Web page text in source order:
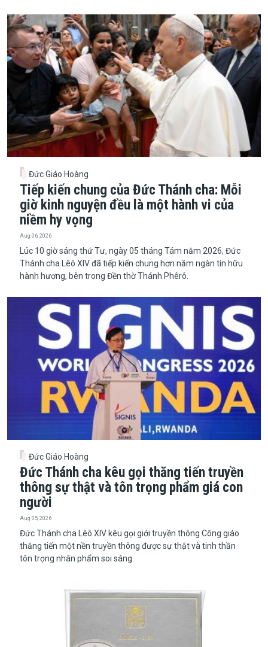
Đức Giáo Hoàng
Tiếp kiến chung của Đức Thánh cha: Mỗi
giờ kinh nguyện đều là một hành vi của
niềm hy vọng
Aug 06, 2026
Lúc 10 giờ sáng thứ Tư, ngày 05 tháng Tám năm 2026, Đức
Thánh cha Lêô XIV đã tiếp kiến chung hơn năm ngàn tín hữu
hành hương, bên trong Đền thờ Thánh Phêrô.
Đức Giáo Hoàng
Đức Thánh cha kêu gọi thăng tiến truyền
thông sự thật và tôn trọng phẩm giá con
người
Aug 05, 2026
Đức Thánh cha Lêô XIV kêu gọi giới truyền thông Công giáo
thăng tiến một nền truyền thông được sự thật và tinh thần
tôn trọng nhân phẩm soi sáng.